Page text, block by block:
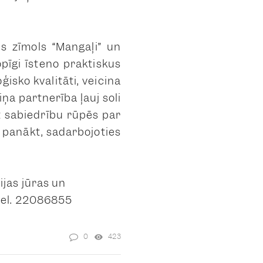
zīmols “Mangaļi” un
īsteno praktiskus
kvalitāti, veicina
partnerība ļauj soli
sabiedrību rūpēs par
sadarbojoties
jūras un
22086855
0 423